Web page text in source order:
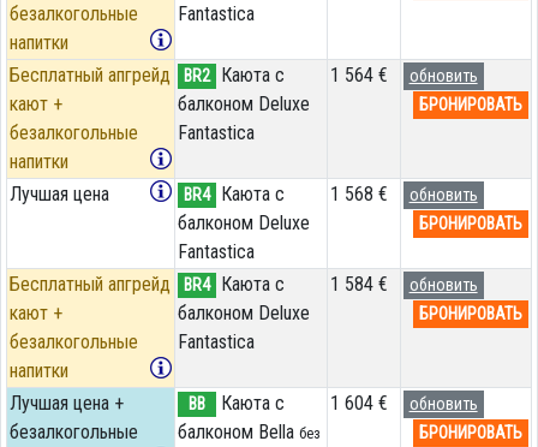
безалкогольные
напитки
Fantastica
Бесплатный апгрейд
кают +
безалкогольные
напитки
BR2
Каюта с
балконом Deluxe
Fantastica
1 564 €
обновить
БРОНИРОВАТЬ
Лучшая цена BR4
Каюта с
балконом Deluxe
Fantastica
1 568 €
обновить
БРОНИРОВАТЬ
Бесплатный апгрейд
кают +
безалкогольные
напитки
BR4
Каюта с
балконом Deluxe
Fantastica
1 584 €
обновить
БРОНИРОВАТЬ
Лучшая цена +
безалкогольные
BB
Каюта с
балконом Bella без
1 604 €
обновить
БРОНИРОВАТЬ